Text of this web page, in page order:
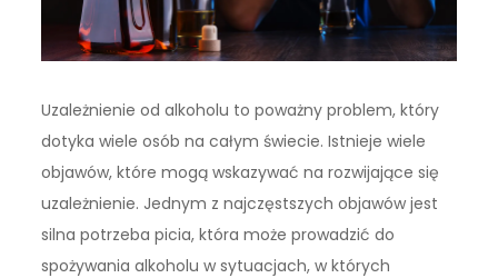
Uzależnienie od alkoholu to poważny problem, który
dotyka wiele osób na całym świecie. Istnieje wiele
objawów, które mogą wskazywać na rozwijające się
uzależnienie. Jednym z najczęstszych objawów jest
silna potrzeba picia, która może prowadzić do
spożywania alkoholu w sytuacjach, w których